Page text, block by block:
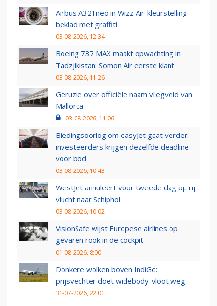
Airbus A321neo in Wizz Air-kleurstelling
beklad met graffiti
03-08-2026, 12:34
Boeing 737 MAX maakt opwachting in
Tadzjikistan: Somon Air eerste klant
03-08-2026, 11:26
Geruzie over officiële naam vliegveld van
Mallorca
03-08-2026, 11:06
Biedingsoorlog om easyJet gaat verder:
investeerders krijgen dezelfde deadline
voor bod
03-08-2026, 10:43
WestJet annuleert voor tweede dag op rij
vlucht naar Schiphol
03-08-2026, 10:02
VisionSafe wijst Europese airlines op
gevaren rook in de cockpit
01-08-2026, 8:00
Donkere wolken boven IndiGo:
prijsvechter doet widebody-vloot weg
31-07-2026, 22:01